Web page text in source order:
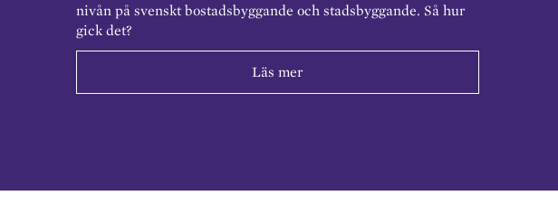
nivån på svenskt bostadsbyggande och stadsbyggande. Så hur
gick det?
Läs mer